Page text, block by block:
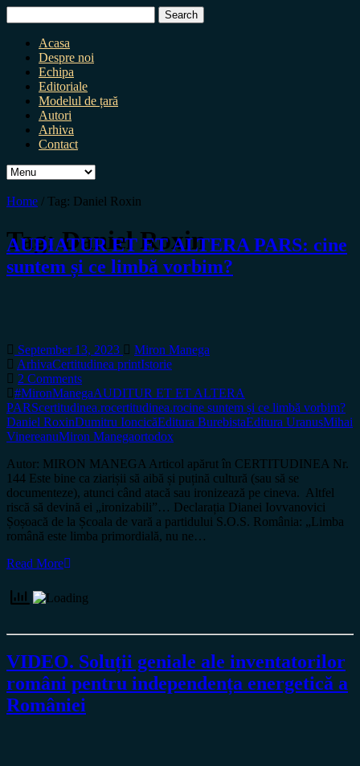
for:
Acasa
Despre noi
Echipa
Editoriale
Modelul de țară
Autori
Arhiva
Contact
Home / Tag: Daniel Roxin
Tag:Daniel Roxin
AUDIATUR ET ET ALTERA PARS: cine
suntem și ce limbă vorbim?
September 13, 2023
Miron Manega
ArhivaCertitudinea printIstorie
2 Comments
#MironManegaAUDITUR ET ET ALTERA
PARScertitudinea.rocertitudinea.rocine suntem și ce limbă vorbim?
Daniel RoxinDumitru IoncicăEditura BurebistaEditura UranusMihai
VinereanuMiron Manegaortodox
Autor: MIRON MANEGA Articol apărut în CERTITUDINEA Nr.
144 Este bine ca ziarișii să aibă și puțină cultură (sau să se
documenteze), atunci când atacă sau ironizează pe cineva. Altfel
riscă să devină ei „ironizabili”… Declarația Dianei Iovvanovici
Șoșoacă de la Școala de vară a partidului S.O.S. România: „Limba
română este limba primordială, nu ne…
Read More
VIDEO. Soluții geniale ale inventatorilor
români pentru independența energetică a
României